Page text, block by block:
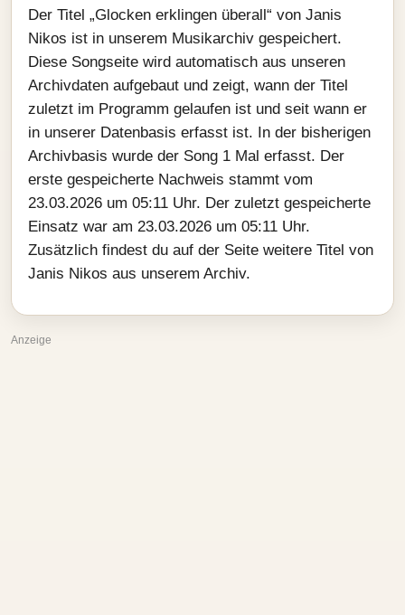
Der Titel „Glocken erklingen überall“ von Janis
Nikos ist in unserem Musikarchiv gespeichert.
Diese Songseite wird automatisch aus unseren
Archivdaten aufgebaut und zeigt, wann der Titel
zuletzt im Programm gelaufen ist und seit wann er
in unserer Datenbasis erfasst ist. In der bisherigen
Archivbasis wurde der Song 1 Mal erfasst. Der
erste gespeicherte Nachweis stammt vom
23.03.2026 um 05:11 Uhr. Der zuletzt gespeicherte
Einsatz war am 23.03.2026 um 05:11 Uhr.
Zusätzlich findest du auf der Seite weitere Titel von
Janis Nikos aus unserem Archiv.
Anzeige